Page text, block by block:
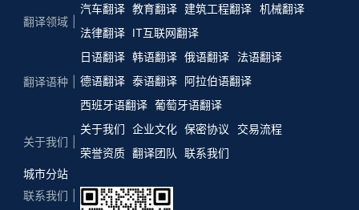
翻译领域
汽车翻译 教育翻译 建筑工程翻译 机械翻译
法律翻译
IT互联网翻译
翻译语种
日语翻译 韩语翻译 俄语翻译
法语翻译
德语翻译 泰语翻译 阿拉伯语翻译
西班牙语翻译 葡萄牙语翻译
关于我们
关于我们 企业文化 保密协议
交易流程
荣誉资质 翻译团队
联系我们
城市分站
联系我们